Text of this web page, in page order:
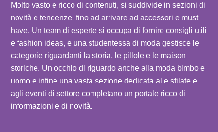
Molto vasto e ricco di contenuti, si suddivide in sezioni di
novità e tendenze, fino ad arrivare ad accessori e must
have. Un team di esperte si occupa di fornire consigli utili
e fashion ideas, e una studentessa di moda gestisce le
categorie riguardanti la storia, le pillole e le maison
storiche. Un occhio di riguardo anche alla moda bimbo e
uomo e infine una vasta sezione dedicata alle sfilate e
agli eventi di settore completano un portale ricco di
informazioni e di novità.